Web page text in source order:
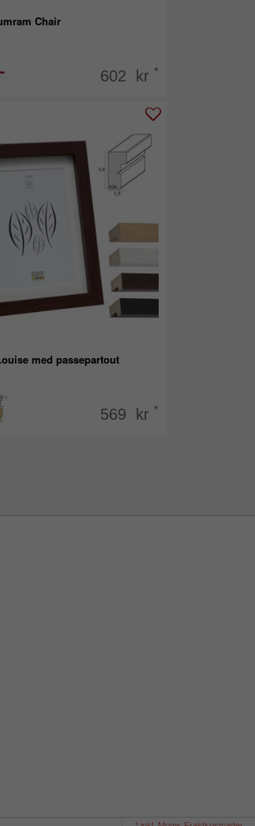
Chair
602 kr *
med passepartout
569 kr *